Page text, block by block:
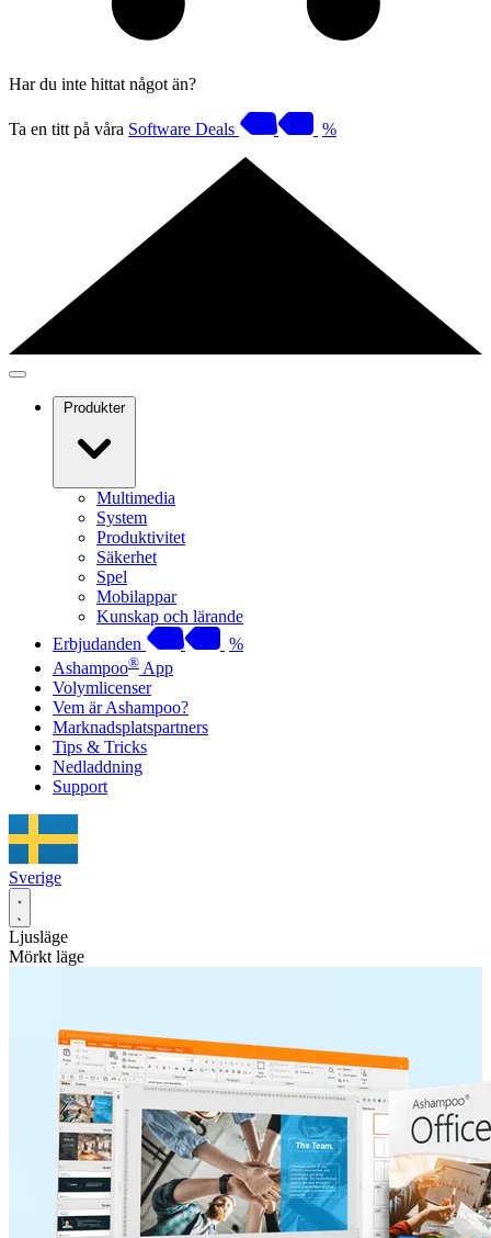
Har du inte hittat något än?
Ta en titt på våra Software Deals %
Produkter
Multimedia
System
Produktivitet
Säkerhet
Spel
Mobilappar
Kunskap och lärande
Erbjudanden
%
Ashampoo® App
Volymlicenser
Vem är Ashampoo?
Marknadsplatspartners
Tips & Tricks
Nedladdning
Support
Sverige
Ljusläge
Mörkt läge